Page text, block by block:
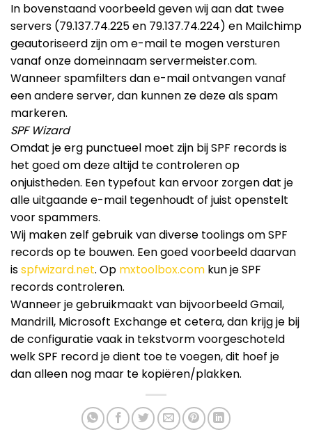
In bovenstaand voorbeeld geven wij aan dat twee
servers (79.137.74.225 en 79.137.74.224) en Mailchimp
geautoriseerd zijn om e-mail te mogen versturen
vanaf onze domeinnaam servermeister.com.
Wanneer spamfilters dan e-mail ontvangen vanaf
een andere server, dan kunnen ze deze als spam
markeren.
SPF Wizard
Omdat je erg punctueel moet zijn bij SPF records is
het goed om deze altijd te controleren op
onjuistheden. Een typefout kan ervoor zorgen dat je
alle uitgaande e-mail tegenhoudt of juist openstelt
voor spammers.
Wij maken zelf gebruik van diverse toolings om SPF
records op te bouwen. Een goed voorbeeld daarvan
isspfwizard.net. Op mxtoolbox.com kun je SPF
records controleren.
Wanneer je gebruikmaakt van bijvoorbeeld Gmail,
Mandrill, Microsoft Exchange et cetera, dan krijg je bij
de configuratie vaak in tekstvorm voorgeschoteld
welk SPF record je dient toe te voegen, dit hoef je
dan alleen nog maar te kopiëren/plakken.